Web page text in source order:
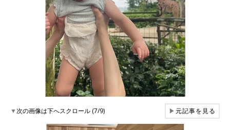
▼次の画像は下へスクロール (7/9) ▶元記事を見る